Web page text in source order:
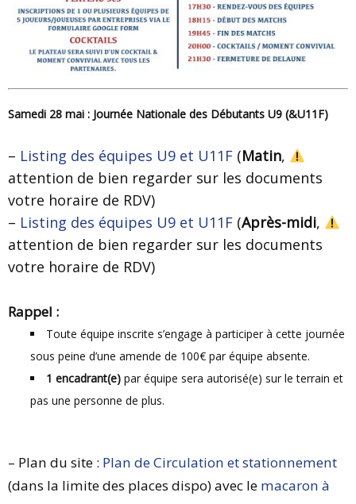
Samedi 28 mai : Journée Nationale des Débutants U9 (&U11F)
– Listing des équipes U9 et U11F (Matin,
attention de bien regarder sur les documents
votre horaire de RDV)
– Listing des équipes U9 et U11F (Après-midi,
attention de bien regarder sur les documents
votre horaire de RDV)
Rappel :
Toute équipe inscrite s’engage à participer à cette journée
sous peine d’une amende de 100€ par équipe absente.
1 encadrant(e) par équipe sera autorisé(e) sur le terrain et
pas une personne de plus.
– Plan du site : Plan de Circulation et stationnement
(dans la limite des places dispo) avec le macaron à